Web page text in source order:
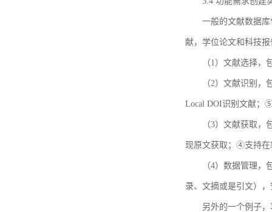
一般的文献数据
献，学位论文和科技
（1）文献选择
（2）文献识别
Local DOI识别文献；
（3）文献获取
现原文获取；④支持在
（4）数据管理
录、文摘或是引文）
另外的一个例子，